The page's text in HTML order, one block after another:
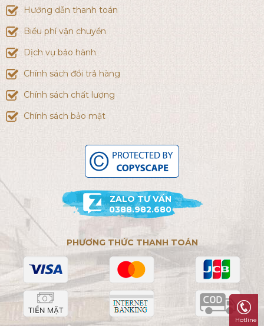
Hướng dẫn thanh toán
Biểu phí vận chuyển
Dịch vụ bảo hành
Chính sách đổi trả hàng
Chính sách chất lượng
Chính sách bảo mật
ZALO TƯ VẤN
0388.982.680
PHƯƠNG THỨC THANH TOÁN
Hotline